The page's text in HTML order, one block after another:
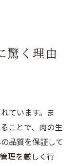
驚く理由
ています。ま
ことで、肉の生
品質を保証して
理を厳しく行